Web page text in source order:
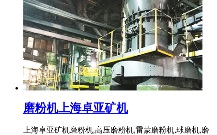
磨粉机上海卓亚矿机
上海卓亚矿机磨粉机,高压磨粉机,雷蒙磨粉机,球磨机,磨